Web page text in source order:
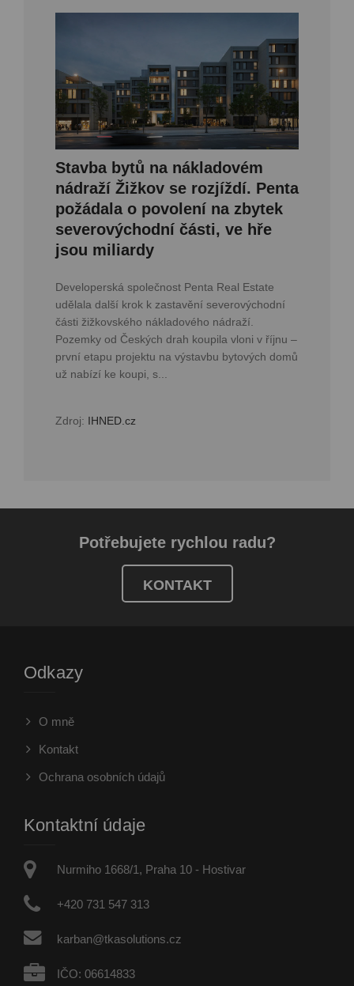
Stavba bytů na nákladovém
nádraží Žižkov se rozjíždí. Penta
požádala o povolení na zbytek
severovýchodní části, ve hře
jsou miliardy
Developerská společnost Penta Real Estate
udělala další krok k zastavění severovýchodní
části žižkovského nákladového nádraží.
Pozemky od Českých drah koupila vloni v říjnu –
první etapu projektu na výstavbu bytových domů
už nabízí ke koupi, s...
Zdroj: IHNED.cz
Potřebujete rychlou radu?
KONTAKT
Odkazy
O mně
Kontakt
Ochrana osobních údajů
Kontaktní údaje
Nurmiho 1668/1, Praha 10 - Hostivar
+420 731 547 313
karban@tkasolutions.cz
IČO: 06614833